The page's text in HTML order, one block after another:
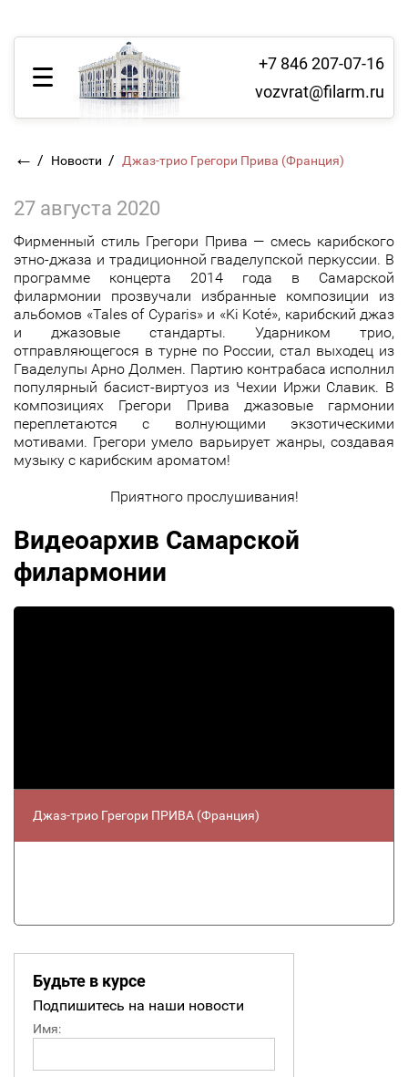
+7 846 207-07-16
vozvrat@filarm.ru
← / Новости / Джаз-трио Грегори Прива (Франция)
27 августа 2020
Фирменный стиль Грегори Прива — смесь карибского
этно-джаза и традиционной гваделупской перкуссии. В
программе концерта 2014 года в Самарской
филармонии прозвучали избранные композиции из
альбомов «Tales of Cyparis» и «Ki Koté», карибский джаз
и джазовые стандарты. Ударником трио,
отправляющегося в турне по России, стал выходец из
Гваделупы Арно Долмен. Партию контрабаса исполнил
популярный басист-виртуоз из Чехии Иржи Славик. В
композициях Грегори Прива джазовые гармонии
переплетаются с волнующими экзотическими
мотивами. Грегори умело варьирует жанры, создавая
музыку с карибским ароматом!
Приятного прослушивания!
Видеоархив Самарской
филармонии
Джаз-трио Грегори ПРИВА (Франция)
Будьте в курсе
Подпишитесь на наши новости
Имя: